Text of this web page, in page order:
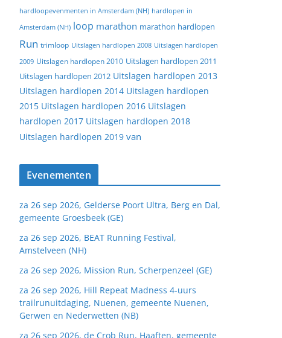
hardloopevenmenten in Amsterdam (NH) hardlopen in
Amsterdam (NH) loop marathon marathon hardlopen
Run trimloop Uitslagen hardlopen 2008 Uitslagen hardlopen
2009 Uitslagen hardlopen 2010 Uitslagen hardlopen 2011
Uitslagen hardlopen 2012 Uitslagen hardlopen 2013
Uitslagen hardlopen 2014 Uitslagen hardlopen
2015 Uitslagen hardlopen 2016 Uitslagen
hardlopen 2017 Uitslagen hardlopen 2018
Uitslagen hardlopen 2019 van
Evenementen
za 26 sep 2026, Gelderse Poort Ultra, Berg en Dal,
gemeente Groesbeek (GE)
za 26 sep 2026, BEAT Running Festival,
Amstelveen (NH)
za 26 sep 2026, Mission Run, Scherpenzeel (GE)
za 26 sep 2026, Hill Repeat Madness 4-uurs
trailrunuitdaging, Nuenen, gemeente Nuenen,
Gerwen en Nederwetten (NB)
za 26 sep 2026, de Crob Run, Haaften, gemeente